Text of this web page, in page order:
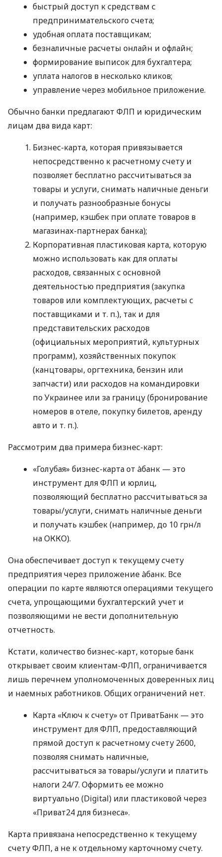
быстрый доступ к средствам с
предпринимательского счета;
удобная оплата поставщикам;
безналичные расчеты онлайн и офлайн;
формирование выписок для бухгалтера;
уплата налогов в несколько кликов;
управление через мобильное приложение.
Обычно банки предлагают ФЛП и юридическим
лицам два вида карт:
Бизнес-карта, которая привязывается
непосредственно к расчетному счету и
позволяет бесплатно рассчитываться за
товары и услуги, снимать наличные деньги
и получать разнообразные бонусы
(например, кэшбек при оплате товаров в
магазинах-партнерах банка);
Корпоративная пластиковая карта, которую
можно использовать как для оплаты
расходов, связанных с основной
деятельностью предприятия (закупка
товаров или комплектующих, расчеты с
поставщиками и т. п.), так и для
представительских расходов
(официальных мероприятий, культурных
программ), хозяйственных покупок
(канцтовары, оргтехника, бензин или
запчасти) или расходов на командировки
по Украинее или за границу (бронирование
номеров в отеле, покупку билетов, аренду
авто и т. п.).
Рассмотрим два примера бизнес-карт:
«Голубая» бизнес-карта от àбанк — это
инструмент для ФЛП и юрлиц,
позволяющий бесплатно рассчитываться за
товары/услуги, снимать наличные деньги
и получать кэшбек (например, до 10 грн/л
на ОККО).
Она обеспечивает доступ к текущему счету
предприятия через приложение àбанк. Все
операции по карте являются операциями текущего
счета, упрощающими бухгалтерский учет и
позволяющими не вести дополнительную
отчетность.
Кстати, количество бизнес-карт, которые банк
открывает своим клиентам-ФЛП, ограничивается
лишь перечнем уполномоченных доверенных лиц
и наемных работников. Общих ограничений нет.
Карта «Ключ к счету» от ПриватБанк — это
инструмент для ФЛП, предоставляющий
прямой доступ к расчетному счету 2600,
позволяя снимать наличные,
рассчитываться за товары/услуги и платить
налоги 24/7. Оформить ее можно
виртуально (Digital) или пластиковой через
«Приват24 для бизнеса».
Карта привязана непосредственно к текущему
счету ФЛП, а не к отдельному карточному счету.